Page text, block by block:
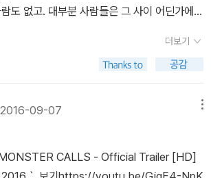
아닐까 생각했다. 이리 저리 빈 칸을 채우려고
면 아프기도 하다. 진심이 아니면 써지지 않기
도 나를 드러내게 된다. 내게 있어 글은 즐거
그냥 진실이 아니라, 너의 진실...(중략)...너는
것이, 네가 가장 두려워하는 것이라는 걸 안
열매처럼 몬스터의 말이 선명하게 다가왔
’일까? 그것을 기꺼이 드러낼 수 있는 용기.
진실은 두려움을 녹여내고 그 사람을 치유해
도 없고. 대부분 사람들은 그 사이 어딘가에
말했다. 이 말에 코너는 몸이 굳었다. 그게 사
하게 가르쳐 준 게 그거였다. 이야기는 사나
한 방향으로 튀어 나가는 사나운 짐승이다.(1
는 다시 코너 손을 잡았다.'나한테 백 년이 있
줄 수 있는 백 년이.'엄마가 아주 차분한 목소
말로 쓰는 게 아니다. 삶은 행동으로 쓰는 거
지는 중요하지 않다. 오직 네가 무엇을 하느냐
더보기
09-07
CALLS - Official Trailer [HD]